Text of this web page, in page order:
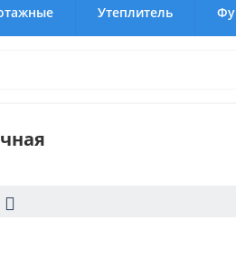
Утеплитель